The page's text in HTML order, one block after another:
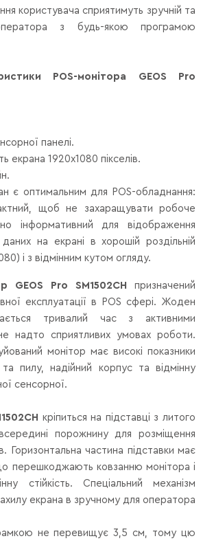
користувача сприятимуть зручній та
з будь-якою програмою
POS-монітора GEOS Pro
панелі.
екрана 1920x1080 пікселів.
є оптимальним для POS-обладнання:
щоб не захаращувати робоче
інформативний для відображення
даних на екрані в хорошій роздільній
і з відмінним кутом огляду.
GEOS Pro SM1502CH призначений
експлуатації в POS сфері. Жоден
тривалий час з активними
надто сприятливих умовах роботи.
монітор має високі показники
пилу, надійний корпус та відмінну
сенсорної.
кріпиться на підставці з литого
порожнину для розміщення
Горизонтальна частина підставки має
перешкоджають ковзанню монітора і
стійкість. Спеціальний механізм
екрана в зручному для оператора
не перевищує 3,5 см, тому цю